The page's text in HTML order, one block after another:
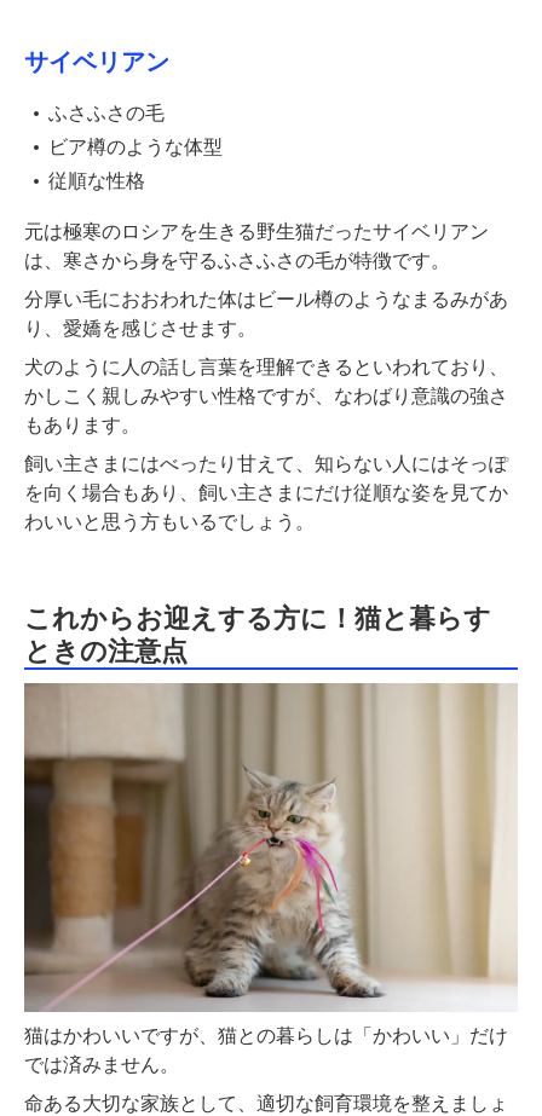
サイベリアン
ふさふさの毛
ビア樽のような体型
従順な性格
元は極寒のロシアを生きる野生猫だったサイベリアン
は、寒さから身を守るふさふさの毛が特徴です。
分厚い毛におおわれた体はビール樽のようなまるみがあ
り、愛嬌を感じさせます。
犬のように人の話し言葉を理解できるといわれており、
かしこく親しみやすい性格ですが、なわばり意識の強さ
もあります。
飼い主さまにはべったり甘えて、知らない人にはそっぽ
を向く場合もあり、飼い主さまにだけ従順な姿を見てか
わいいと思う方もいるでしょう。
これからお迎えする方に！猫と暮らす
ときの注意点
猫はかわいいですが、猫との暮らしは「かわいい」だけ
では済みません。
命ある大切な家族として、適切な飼育環境を整えましょ